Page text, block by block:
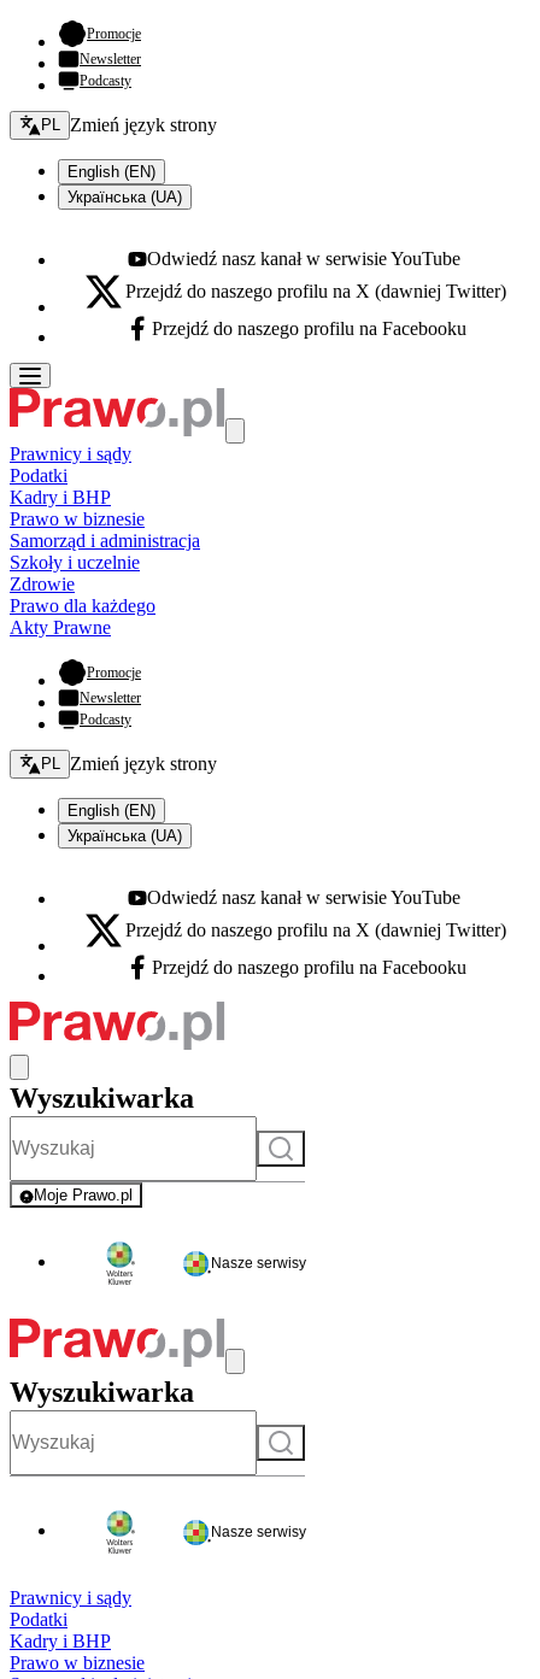
Promocje- otwiera się w nowej karcie
Newsletter
Podcasty
Zmień język - bieżący:
PL Zmień język strony
English (EN)
Українська (UA)
Youtube - otwiera się w nowej karcie
Odwiedź nasz kanał w serwisie YouTube
X - otwiera się w nowej karcie
Przejdź do naszego profilu na X (dawniej Twitter)
Facebook - otwiera się w nowej karcie
Przejdź do naszego profilu na Facebooku
Prawnicy i sądy
Podatki
Kadry i BHP
Prawo w biznesie
Samorząd i administracja
Szkoły i uczelnie
Zdrowie
Prawo dla każdego
Akty Prawne
Promocje- otwiera się w nowej karcie
Newsletter
Podcasty
Zmień język - bieżący:
PL Zmień język strony
English (EN)
Українська (UA)
Youtube - otwiera się w nowej karcie
Odwiedź nasz kanał w serwisie YouTube
X - otwiera się w nowej karcie
Przejdź do naszego profilu na X (dawniej Twitter)
Facebook - otwiera się w nowej karcie
Przejdź do naszego profilu na Facebooku
Wyszukiwarka
Szukaj
Moje Prawo.pl
- rejestracja i logowanie do serwisu
Nasze serwisy
Wyszukiwarka
Szukaj
Nasze serwisy
Prawnicy i sądy
Podatki
Kadry i BHP
Prawo w biznesie